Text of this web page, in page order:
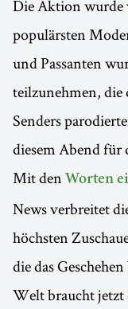
Die Aktion wurde
populärsten
und Passanten
teilzunehmen, die
Senders
diesem Abend für
Mit den Worten
News verbreitet
höchsten
die das
Welt braucht jetzt